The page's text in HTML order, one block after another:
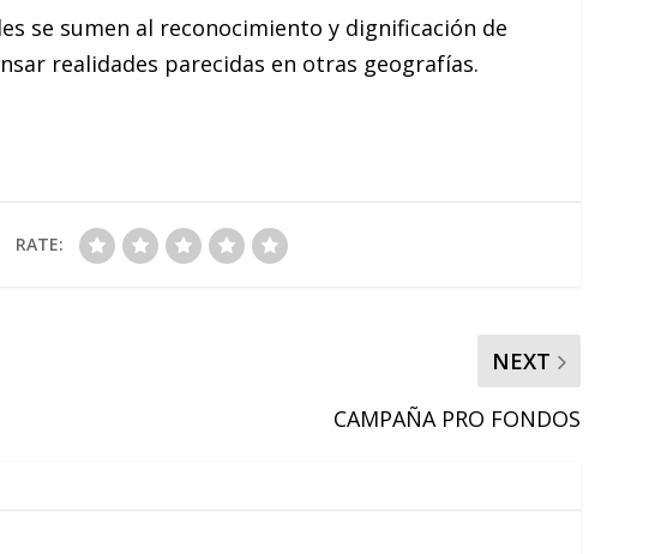
se sumen al reconocimiento y dignificación de
realidades parecidas en otras geografías.
RATE:
NEXT
CAMPAÑA PRO FONDOS